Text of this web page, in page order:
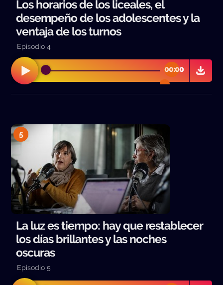
Los horarios de los liceales, el
desempeño de los adolescentes y la
ventaja de los turnos
Episodio 4
00:00
00:00
5
La luz es tiempo: hay que restablecer
los días brillantes y las noches
oscuras
Episodio 5